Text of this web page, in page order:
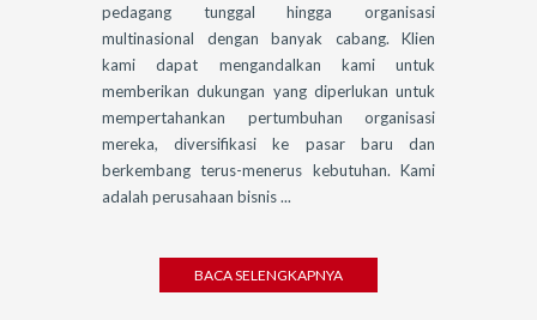
pedagang tunggal hingga organisasi
multinasional dengan banyak cabang. Klien
kami dapat mengandalkan kami untuk
memberikan dukungan yang diperlukan untuk
mempertahankan pertumbuhan organisasi
mereka, diversifikasi ke pasar baru dan
berkembang terus-menerus kebutuhan. Kami
adalah perusahaan bisnis ...
BACA SELENGKAPNYA